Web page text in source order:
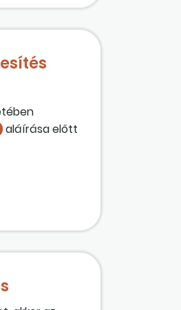
kéri
az
aláírása előtt
az
a